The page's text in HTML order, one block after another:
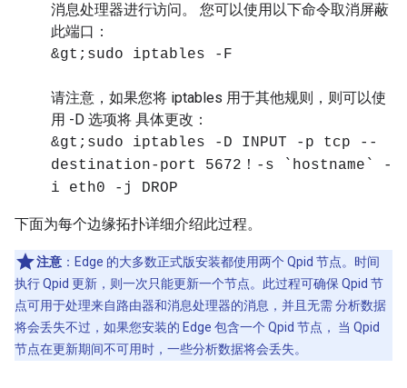
消息处理器进行访问。 您可以使用以下命令取消屏蔽
此端口：
&gt;sudo iptables -F
请注意，如果您将 iptables 用于其他规则，则可以使
用 -D 选项将 具体更改：
&gt;sudo iptables -D INPUT -p tcp --
destination-port 5672！-s `hostname` -
i eth0 -j DROP
下面为每个边缘拓扑详细介绍此过程。
注意 ：Edge 的大多数正式版安装都使用两个 Qpid 节点。时间
执行 Qpid 更新，则一次只能更新一个节点。此过程可确保 Qpid 节
点可用于处理来自路由器和消息处理器的消息，并且无需 分析数据
将会丢失不过，如果您安装的 Edge 包含一个 Qpid 节点， 当 Qpid
节点在更新期间不可用时，一些分析数据将会丢失。